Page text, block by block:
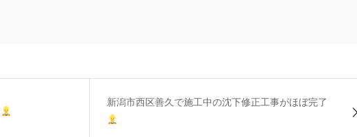
新潟市西区善久で施工中の沈下修正工事がほぼ完了